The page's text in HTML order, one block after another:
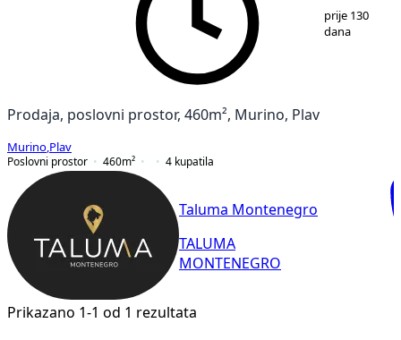
15
prije 130
dana
Prodaja, poslovni prostor, 460m², Murino, Plav
Murino Plav
Poslovni prostor
460m² 4 kupatila
Taluma Montenegro
TALUMA
MONTENEGRO
Prikazano 1-1 od 1 rezultata